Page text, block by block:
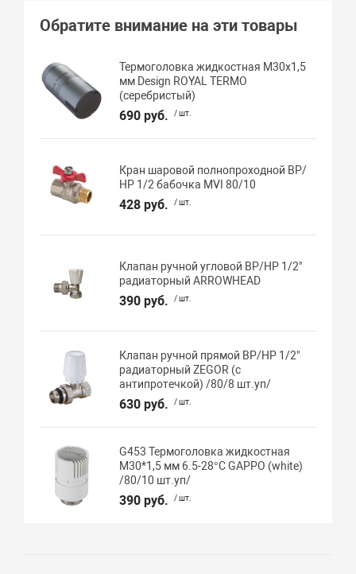
Обратите внимание на эти товары
Термоголовка жидкостная М30х1,5
мм Design ROYAL TERMO
(серебристый)
690 руб. / шт.
Кран шаровой полнопроходной ВР/
НР 1/2 бабочка MVI 80/10
428 руб. / шт.
Клапан ручной угловой ВР/НР 1/2"
радиаторный ARROWHEAD
390 руб. / шт.
Клапан ручной прямой ВР/НР 1/2"
радиаторный ZEGOR (с
антипротечкой) /80/8 шт.уп/
630 руб. / шт.
G453 Термоголовка жидкостная
М30*1,5 мм 6.5-28°C GAPPO (white)
/80/10 шт.уп/
390 руб. / шт.